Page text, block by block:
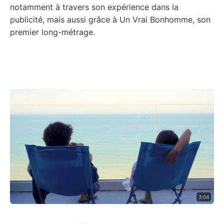
notamment à travers son expérience dans la
publicité, mais aussi grâce à Un Vrai Bonhomme, son
premier long-métrage.
3:04